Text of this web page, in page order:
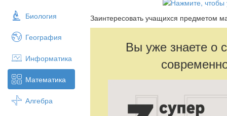
Биология
География
Информатика
Математика
Алгебра
Заинтересовать учащихся предметом
Вы уже знаете о